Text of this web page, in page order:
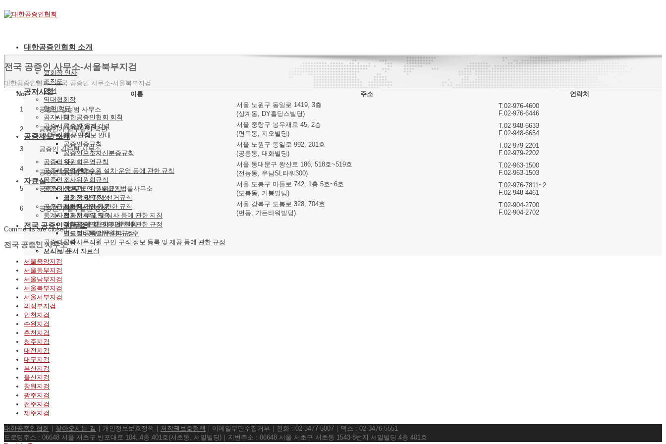
대한공증인협회 소개
협회장 인사
조직도
연혁
역대협회장
협회 회규
대한공증인협회 회칙
공증인 윤리강령
재정 규칙
공증인증규칙
공증인보조자신분증규칙
위원회운영규칙
공증인연수원 설치·운영 등에 관한 규칙
조사위원회규칙
선거관리위원회규칙
협회장 및 감사 선거규칙
협회지 간행에 관한 규칙
협회지 투고 및 심사 등에 관한 지침
장부 조제 및 인증 업무에 관한 규정
법령정비특별위원회규정
공증사무직원 구인·구직 정보 등록 및 제공 등에 관한 규정
오시는 길
공지사항
공지사항
공증서류 인수인계
사무직원 구인정보 안내
공증제도 소개
공증의 뜻
공증제도의 연혁
공증인
공증의 종류
공정증서의 작성
사서증서의 인증
전자문서의 인증
기타
자료실
공증관계법령
통계자료
대한공증인협회 회원 현황
연도별 공증업무 처리 건수
공증과신뢰
서식 및 문서 자료실
전국 공증인 사무소
전국 공증인 사무소-서울북부지검
대한공증인협회/전국 공증인 사무소-서울북부지검
No.
이름 주소 연락처
1 공증인 강성범 사무소
서울 노원구 동일로 1419, 3층
(상계동, DY홀딩스빌딩)
T.02-976-4600
F.02-976-6446
2 공증인가 법무법인 국민
서울 중랑구 봉우재로 45, 2층
(면목동, 지오빌딩)
T.02-948-6633
F.02-948-6654
3 공증인 김수현 사무소
서울 노원구 동일로 992, 201호
(공릉동, 대화빌딩)
T.02-979-2201
F.02-979-2202
4 공증인 김영범 사무소
서울 동대문구 왕산로 186, 518호~519호
(전농동, 우남SL타워300)
T.02-963-1500
F.02-963-1503
5 공증인가 법무법인 북부합동법률사무소
서울 도봉구 마들로 742, 1층 5호~6호
(도봉동, 거봉빌딩)
T.02-976-7811~2
F.02-948-4461
6 공증인가 법무법인 정성
서울 강북구 도봉로 328, 704호
(번동, 가든타워빌딩)
T.02-904-2700
F.02-904-2702
Comments are closed.
전국 공증인 사무소
서울중앙지검
서울동부지검
서울남부지검
서울북부지검
서울서부지검
의정부지검
인천지검
수원지검
춘천지검
청주지검
대전지검
대구지검
부산지검
울산지검
창원지검
광주지검
전주지검
제주지검
대한공증인협회 찾아오시는 길 ｜개인정보보호정책｜ 저작권보호정책
｜이메일무단수집거부｜전화 : 02-3477-5007｜팩스 : 02-3476-5551
도로명주소 : 06648 서울 서초구 반포대로 104, 4층 401호(서초동, 서일빌딩)｜지번주소 : 06648 서울 서초구 서초동 1543-8번지 서일빌딩 4층 401호